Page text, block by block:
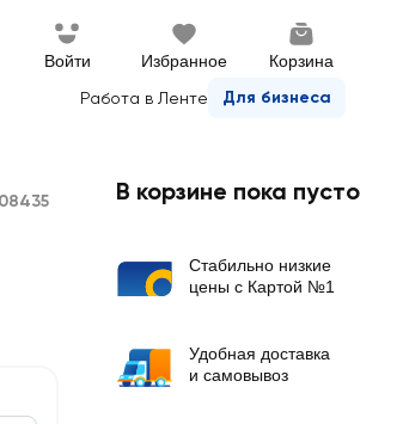
Войти Избранное Корзина
Работа в Ленте Для бизнеса
В корзине пока пусто
Стабильно низкие
цены с Картой №1
Удобная доставка
и самовывоз